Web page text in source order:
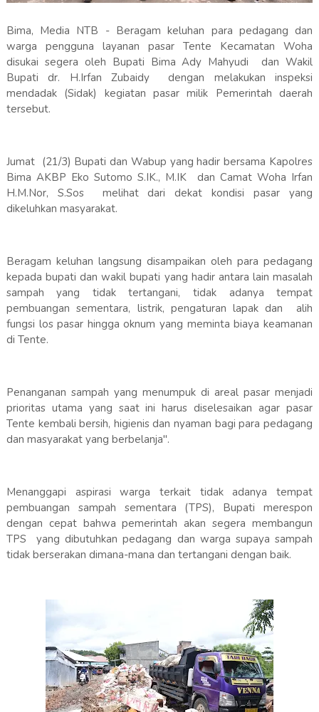
Bima, Media NTB - Beragam keluhan para pedagang dan
warga pengguna layanan pasar Tente Kecamatan Woha
disukai segera oleh Bupati Bima Ady Mahyudi dan Wakil
Bupati dr. H.Irfan Zubaidy dengan melakukan inspeksi
mendadak (Sidak) kegiatan pasar milik Pemerintah daerah
tersebut.
Jumat (21/3) Bupati dan Wabup yang hadir bersama Kapolres
Bima AKBP Eko Sutomo S.IK., M.IK dan Camat Woha Irfan
H.M.Nor, S.Sos melihat dari dekat kondisi pasar yang
dikeluhkan masyarakat.
Beragam keluhan langsung disampaikan oleh para pedagang
kepada bupati dan wakil bupati yang hadir antara lain masalah
sampah yang tidak tertangani, tidak adanya tempat
pembuangan sementara, listrik, pengaturan lapak dan alih
fungsi los pasar hingga oknum yang meminta biaya keamanan
di Tente.
Penanganan sampah yang menumpuk di areal pasar menjadi
prioritas utama yang saat ini harus diselesaikan agar pasar
Tente kembali bersih, higienis dan nyaman bagi para pedagang
dan masyarakat yang berbelanja".
Menanggapi aspirasi warga terkait tidak adanya tempat
pembuangan sampah sementara (TPS), Bupati merespon
dengan cepat bahwa pemerintah akan segera membangun
TPS yang dibutuhkan pedagang dan warga supaya sampah
tidak berserakan dimana-mana dan tertangani dengan baik.